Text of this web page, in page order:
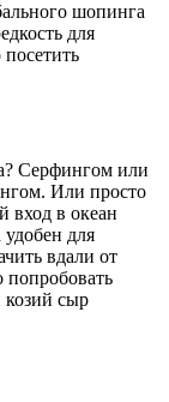
шопинга
для
Серфингом или
Или просто
вход в океан
для
вдали от
попробовать
козий сыр